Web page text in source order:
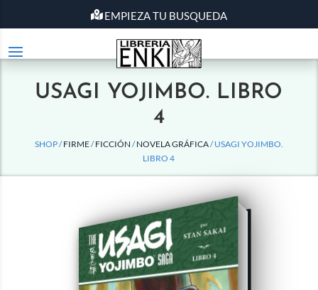
EMPIEZA TU BUSQUEDA
USAGI YOJIMBO. LIBRO
4
SHOP /FIRME/FICCIÓN /NOVELA GRÁFICA/ USAGI YOJIMBO.
LIBRO 4